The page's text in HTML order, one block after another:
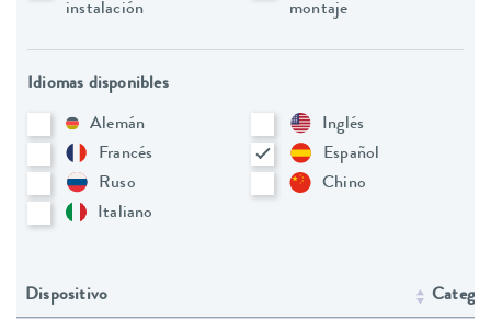
instalación
montaje
Idiomas disponibles
Alemán
Inglés
Francés
Español
Ruso
Chino
Italiano
Dispositivo